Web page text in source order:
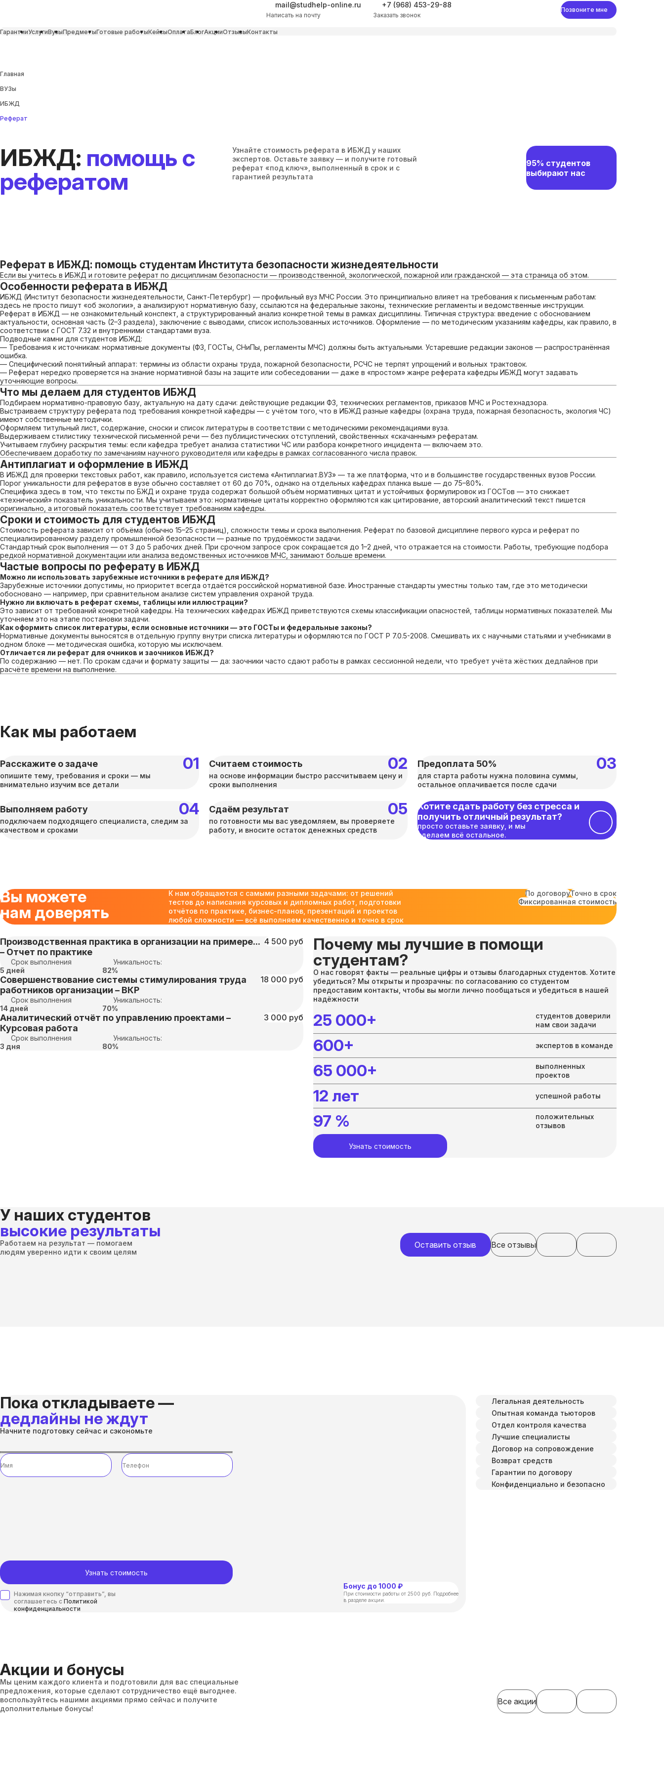
mail@studhelp-online.ru
Написать на почту
+7 (968) 453-29-88
Заказать звонок
Позвоните мне
ГарантииУслугиВузыПредметыГотовые работыКейсыОплатаБлогАкцииОтзывыКонтакты
Главная
ВУЗы
ИБЖД
Реферат
ИБЖД: помощь с
рефератом
Узнайте стоимость реферата в ИБЖД у наших
экспертов. Оставьте заявку — и получите готовый
реферат «под ключ», выполненный в срок и с
гарантией результата
95% студентов
выбирают нас
Реферат в ИБЖД: помощь студентам Института безопасности жизнедеятельности
Если вы учитесь в ИБЖД и готовите реферат по дисциплинам безопасности — производственной, экологической, пожарной или гражданской — эта страница об этом.
Особенности реферата в ИБЖД
ИБЖД (Институт безопасности жизнедеятельности, Санкт-Петербург) — профильный вуз МЧС России. Это принципиально влияет на требования к письменным работам:
здесь не просто пишут «об экологии», а анализируют нормативную базу, ссылаются на федеральные законы, технические регламенты и ведомственные инструкции.
Реферат в ИБЖД — не ознакомительный конспект, а структурированный анализ конкретной темы в рамках дисциплины. Типичная структура: введение с обоснованием
актуальности, основная часть (2–3 раздела), заключение с выводами, список использованных источников. Оформление — по методическим указаниям кафедры, как правило, в
соответствии с ГОСТ 7.32 и внутренними стандартами вуза.
Подводные камни для студентов ИБЖД:
— Требования к источникам: нормативные документы (ФЗ, ГОСТы, СНиПы, регламенты МЧС) должны быть актуальными. Устаревшие редакции законов — распространённая
ошибка.
— Специфический понятийный аппарат: термины из области охраны труда, пожарной безопасности, РСЧС не терпят упрощений и вольных трактовок.
— Реферат нередко проверяется на знание нормативной базы на защите или собеседовании — даже в «простом» жанре реферата кафедры ИБЖД могут задавать
уточняющие вопросы.
Что мы делаем для студентов ИБЖД
Подбираем нормативно-правовую базу, актуальную на дату сдачи: действующие редакции ФЗ, технических регламентов, приказов МЧС и Ростехнадзора.
Выстраиваем структуру реферата под требования конкретной кафедры — с учётом того, что в ИБЖД разные кафедры (охрана труда, пожарная безопасность, экология ЧС)
имеют собственные методички.
Оформляем титульный лист, содержание, сноски и список литературы в соответствии с методическими рекомендациями вуза.
Выдерживаем стилистику технической письменной речи — без публицистических отступлений, свойственных «скачанным» рефератам.
Учитываем глубину раскрытия темы: если кафедра требует анализа статистики ЧС или разбора конкретного инцидента — включаем это.
Обеспечиваем доработку по замечаниям научного руководителя или кафедры в рамках согласованного числа правок.
Антиплагиат и оформление в ИБЖД
В ИБЖД для проверки текстовых работ, как правило, используется система «Антиплагиат.ВУЗ» — та же платформа, что и в большинстве государственных вузов России.
Порог уникальности для рефератов в вузе обычно составляет от 60 до 70%, однако на отдельных кафедрах планка выше — до 75–80%.
Специфика здесь в том, что тексты по БЖД и охране труда содержат большой объём нормативных цитат и устойчивых формулировок из ГОСТов — это снижает
«технический» показатель уникальности. Мы учитываем это: нормативные цитаты корректно оформляются как цитирование, авторский аналитический текст пишется
оригинально, а итоговый показатель соответствует требованиям кафедры.
Сроки и стоимость для студентов ИБЖД
Стоимость реферата зависит от объёма (обычно 15–25 страниц), сложности темы и срока выполнения. Реферат по базовой дисциплине первого курса и реферат по
специализированному разделу промышленной безопасности — разные по трудоёмкости задачи.
Стандартный срок выполнения — от 3 до 5 рабочих дней. При срочном запросе срок сокращается до 1–2 дней, что отражается на стоимости. Работы, требующие подбора
редкой нормативной документации или анализа ведомственных источников МЧС, занимают больше времени.
Частые вопросы по реферату в ИБЖД
Можно ли использовать зарубежные источники в реферате для ИБЖД?
Зарубежные источники допустимы, но приоритет всегда отдаётся российской нормативной базе. Иностранные стандарты уместны только там, где это методически
обосновано — например, при сравнительном анализе систем управления охраной труда.
Нужно ли включать в реферат схемы, таблицы или иллюстрации?
Это зависит от требований конкретной кафедры. На технических кафедрах ИБЖД приветствуются схемы классификации опасностей, таблицы нормативных показателей. Мы
уточняем это на этапе постановки задачи.
Как оформить список литературы, если основные источники — это ГОСТы и федеральные законы?
Нормативные документы выносятся в отдельную группу внутри списка литературы и оформляются по ГОСТ Р 7.0.5-2008. Смешивать их с научными статьями и учебниками в
одном блоке — методическая ошибка, которую мы исключаем.
Отличается ли реферат для очников и заочников ИБЖД?
По содержанию — нет. По срокам сдачи и формату защиты — да: заочники часто сдают работы в рамках сессионной недели, что требует учёта жёстких дедлайнов при
расчёте времени на выполнение.
Как мы работаем
Расскажите о задаче
опишите тему, требования и сроки — мы
внимательно изучим все детали
Считаем стоимость
на основе информации быстро рассчитываем цену и
сроки выполнения
Предоплата 50%
для старта работы нужна половина суммы,
остальное оплачивается после сдачи
Выполняем работу
подключаем подходящего специалиста, следим за
качеством и сроками
Сдаём результат
по готовности мы вас уведомляем, вы проверяете
работу, и вносите остаток денежных средств
Хотите сдать работу без стресса и
получить отличный результат?
просто оставьте заявку, и мы
сделаем всё остальное.
Вы можете
нам доверять
К нам обращаются с самыми разными задачами: от решений
тестов до написания курсовых и дипломных работ, подготовки
отчётов по практике, бизнес-планов, презентаций и проектов
любой сложности — всё выполняем качественно и точно в срок
По договоруТочно в срок
Фиксированная стоимость
Производственная практика в организации на примере...
– Отчет по практике
4 500 руб
Срок выполнения
5 дней
Уникальность:
82%
Совершенствование системы стимулирования труда
работников организации – ВКР
18 000 руб
Срок выполнения
14 дней
Уникальность:
70%
Аналитический отчёт по управлению проектами –
Курсовая работа
3 000 руб
Срок выполнения
3 дня
Уникальность:
80%
Почему мы лучшие в помощи
студентам?
О нас говорят факты — реальные цифры и отзывы благодарных студентов. Хотите
убедиться? Мы открыты и прозрачны: по согласованию со студентом
предоставим контакты, чтобы вы могли лично пообщаться и убедиться в нашей
надёжности
25 000+
студентов доверили
нам свои задачи
600+ экспертов в команде
65 000+
выполненных
проектов
12 лет успешной работы
97 %
положительных
отзывов
Узнать стоимость
У наших студентов
высокие результаты
Работаем на результат — помогаем
людям уверенно идти к своим целям
Оставить отзыв Все отзывы
Пока откладываете —
дедлайны не ждут
Начните подготовку сейчас и сэкономьте
Узнать стоимость
Нажимая кнопку “отправить”, вы
соглашаетесь с Политикой
конфиденциальности
Бонус до 1000 ₽
При стоимости работы от 2500 руб. Подробнее
в разделе акции.
Легальная деятельность
Опытная команда тьюторов
Отдел контроля качества
Лучшие специалисты
Договор на сопровождение
Возврат средств
Гарантии по договору
Конфиденциально и безопасно
Акции и бонусы
Мы ценим каждого клиента и подготовили для вас специальные
предложения, которые сделают сотрудничество ещё выгоднее.
воспользуйтесь нашими акциями прямо сейчас и получите
дополнительные бонусы!
Все акции